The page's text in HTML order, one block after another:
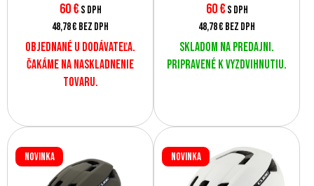
60€ s DPH
48,78 € bez DPH
Objednané u dodávateľa.
Čakáme na naskladnenie
tovaru.
60€ s DPH
48,78 € bez DPH
Skladom na predajni.
Pripravené k vyzdvihnutiu.
Novinka Novinka